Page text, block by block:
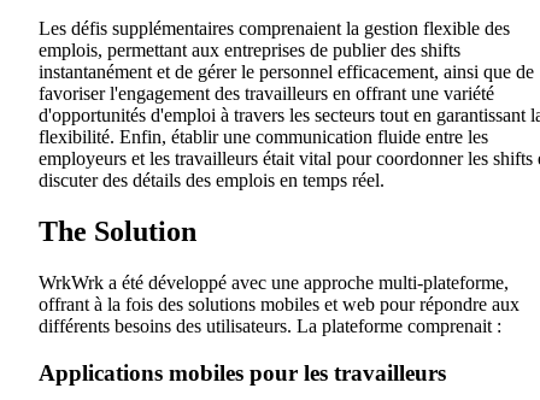
Les défis supplémentaires comprenaient la gestion flexible des
emplois, permettant aux entreprises de publier des shifts
instantanément et de gérer le personnel efficacement, ainsi que de
favoriser l'engagement des travailleurs en offrant une variété
d'opportunités d'emploi à travers les secteurs tout en garantissant
flexibilité. Enfin, établir une communication fluide entre les
employeurs et les travailleurs était vital pour coordonner les shifts
discuter des détails des emplois en temps réel.
The Solution
WrkWrk a été développé avec une approche multi-plateforme,
offrant à la fois des solutions mobiles et web pour répondre aux
différents besoins des utilisateurs. La plateforme comprenait :
Applications mobiles pour les travailleurs